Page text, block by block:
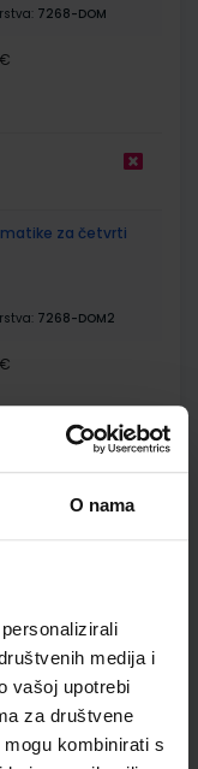
O nama
medija i
vašoj upotrebi
za društvene
kombinirati s
7268-DOM
za četvrti
7268-DOM2
ministarstva:7004
€